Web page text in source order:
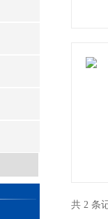
共 2 条